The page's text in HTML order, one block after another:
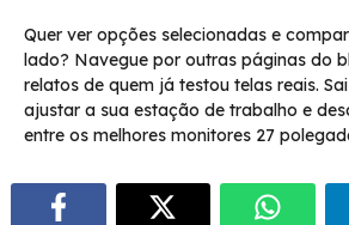
Quer ver opções selecionadas e
lado? Navegue por outras páginas do
relatos de quem já testou telas reais.
ajustar a sua estação de trabalho e
entre os melhores monitores 27